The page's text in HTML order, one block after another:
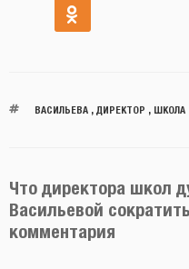
ВАСИЛЬЕВА, ДИРЕКТОР , ШКОЛА
Что директора школ
Васильевой
комментария